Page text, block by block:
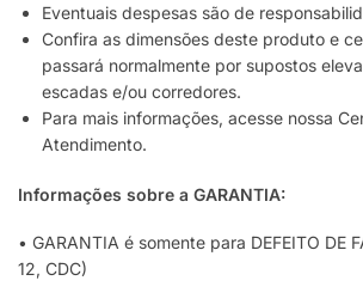
Eventuais despesas são de
Confira as dimensões deste produto e
passará normalmente por supostos
escadas e/ou corredores.
Para mais informações, acesse nossa
Atendimento.
Informações sobre a GARANTIA:
• GARANTIA é somente para DEFEITO DE
12, CDC)